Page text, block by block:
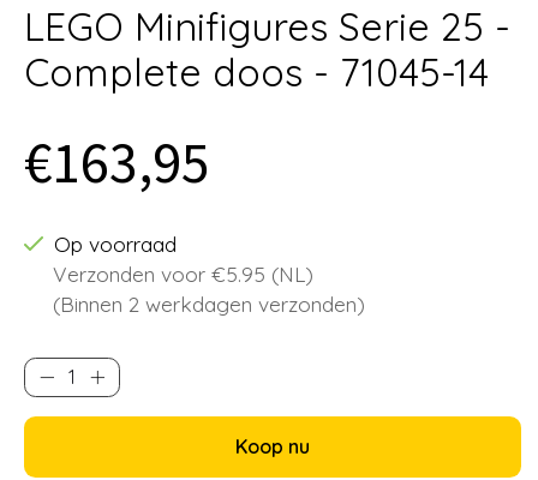
LEGO Minifigures Serie 25 -
Complete doos - 71045-14
€163,95
Op voorraad
Verzonden voor €5.95 (NL)
(Binnen 2 werkdagen verzonden)
Koop nu